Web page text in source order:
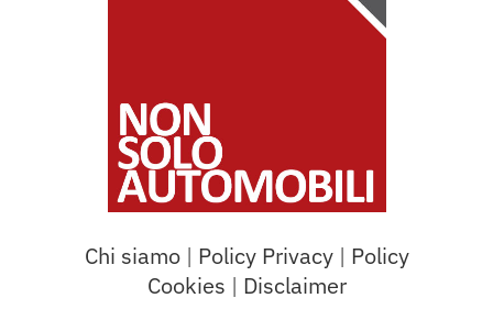
Chi siamo| Policy Privacy| Policy
Cookies | Disclaimer